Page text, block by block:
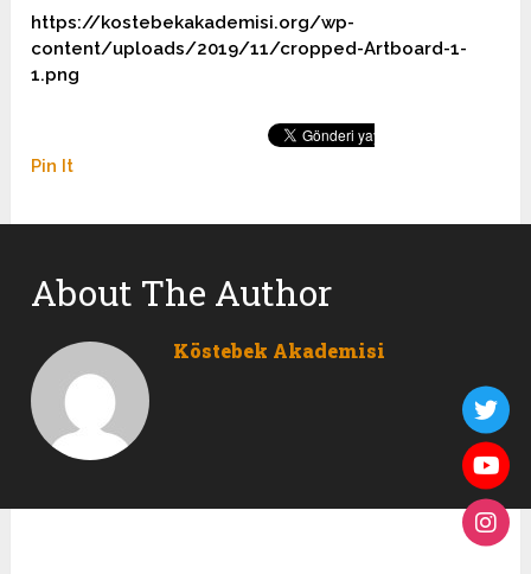
https://kostebekakademisi.org/wp-
content/uploads/2019/11/cropped-Artboard-1-
1.png
Pin It
About The Author
Köstebek Akademisi